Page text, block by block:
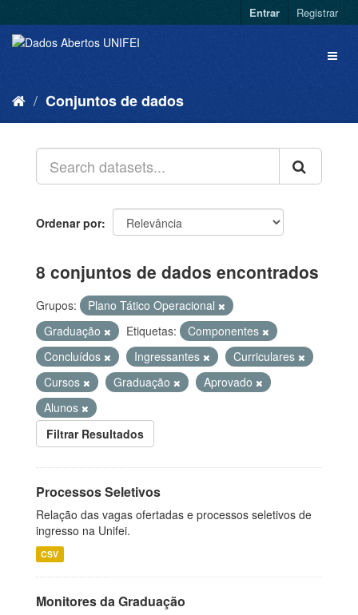
Entrar Registrar
Conjuntos de dados
Ordenar por
8 conjuntos de dados encontrados
Grupos:
Plano Tático Operacional
Graduação
Etiquetas:
Componentes
Concluídos
Ingressantes
Curriculares
Cursos
Graduação
Aprovado
Alunos
Filtrar Resultados
Processos Seletivos
Relação das vagas ofertadas e processos seletivos de
ingresso na Unifei.
CSV
Monitores da Graduação